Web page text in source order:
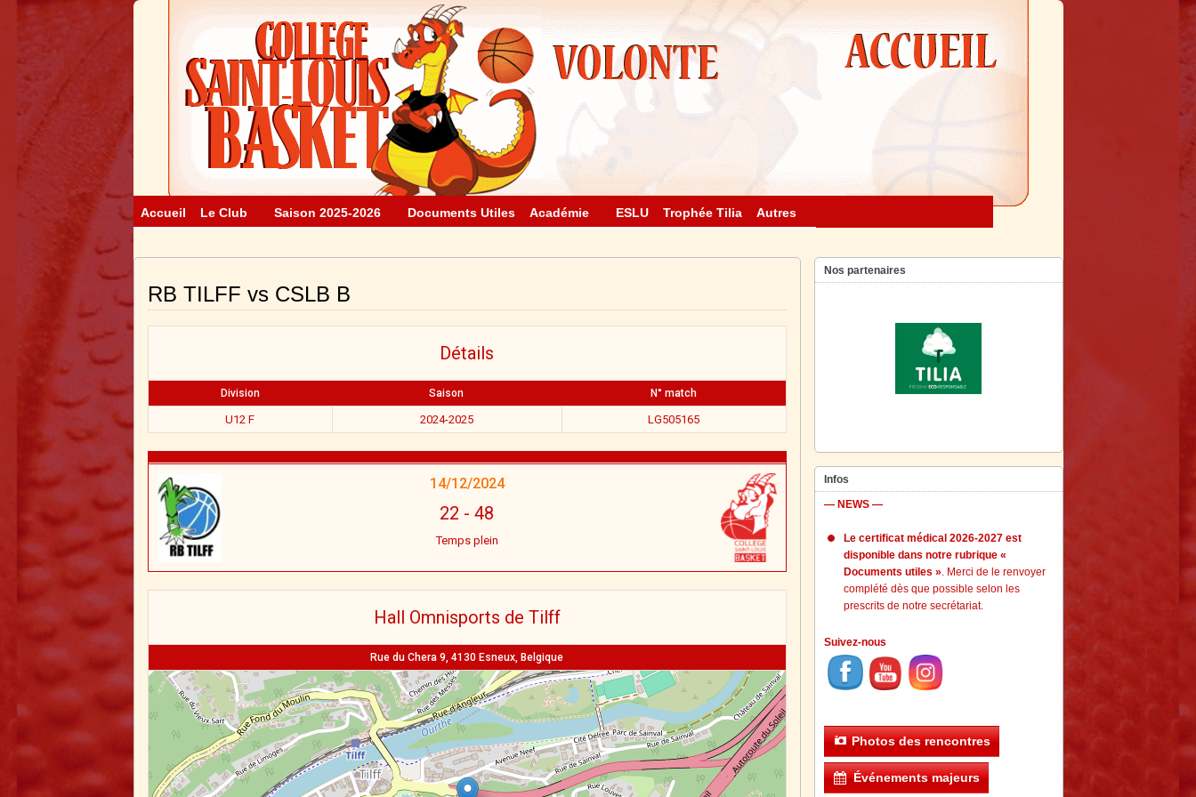
Accueil Le Club Saison 2025-2026 Documents Utiles Académie ESLU Trophée Tilia Autres
RB TILFF vs CSLB B
Détails
Division Saison N° match
U12 F 2024-2025 LG505165
14/12/2024
22 - 48
Temps plein
Hall Omnisports de Tilff
Rue du Chera 9, 4130 Esneux, Belgique
Nos partenaires
Infos
— NEWS —
Le certificat médical 2026-2027 est
disponible dans notre rubrique «
Documents utiles ». Merci de le renvoyer
complété dès que possible selon les
prescrits de notre secrétariat.
Suivez-nous
Photos des rencontres
Événements majeurs